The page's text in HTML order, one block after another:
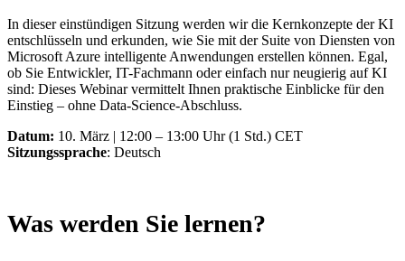
In dieser einstündigen Sitzung werden wir die Kernkonzepte der KI
entschlüsseln und erkunden, wie Sie mit der Suite von Diensten von
Microsoft Azure intelligente Anwendungen erstellen können. Egal,
ob Sie Entwickler, IT-Fachmann oder einfach nur neugierig auf KI
sind: Dieses Webinar vermittelt Ihnen praktische Einblicke für den
Einstieg – ohne Data-Science-Abschluss.
Datum: 10. März | 12:00 – 13:00 Uhr (1 Std.) CET
Sitzungssprache: Deutsch
Was werden Sie lernen?